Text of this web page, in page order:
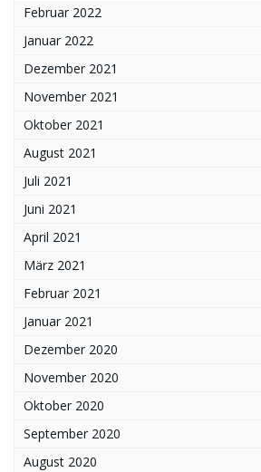
Februar 2022
Januar 2022
Dezember 2021
November 2021
Oktober 2021
August 2021
Juli 2021
Juni 2021
April 2021
März 2021
Februar 2021
Januar 2021
Dezember 2020
November 2020
Oktober 2020
September 2020
August 2020